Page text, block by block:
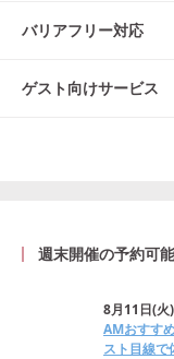
バリアフリー対応
ゲスト向けサービス
週末開催の予約可
8月11日(火)
AMおすす
スト目線で